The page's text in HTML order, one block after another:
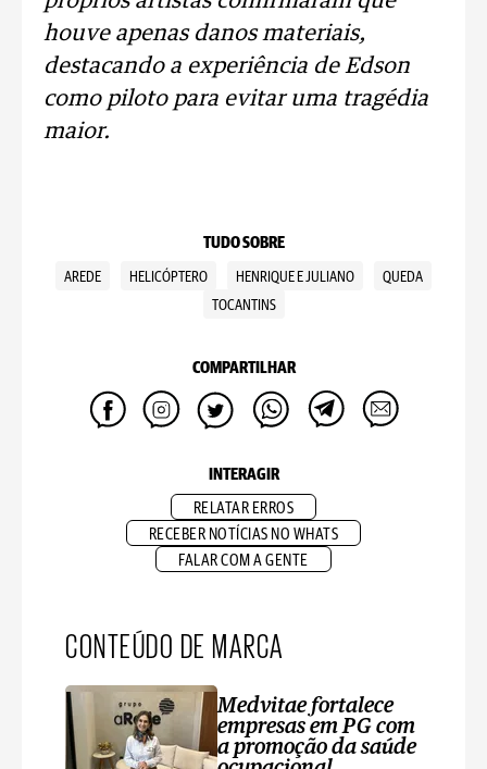
houve apenas danos materiais,
destacando a experiência de Edson
como piloto para evitar uma tragédia
maior.
TUDO SOBRE
AREDE HELICÓPTERO HENRIQUE E JULIANO
QUEDA
TOCANTINS
COMPARTILHAR
INTERAGIR
RELATAR ERROS
RECEBER NOTÍCIAS NO WHATS
FALAR COM A GENTE
CONTEÚDO DE MARCA
Medvitae fortalece
empresas em PG com
a promoção da saúde